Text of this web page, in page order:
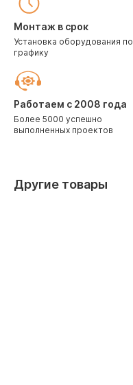
Монтаж в срок
Установка оборудования по
графику
Работаем с 2008 года
Более 5000 успешно
выполненных проектов
Другие товары